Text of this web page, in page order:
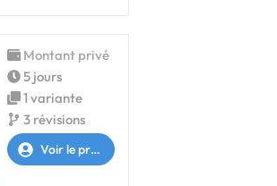
Montant privé
5 jours
1 variante
3 révisions
Voir le profil